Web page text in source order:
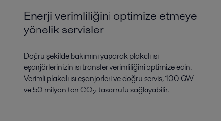
Enerji verimliliğini optimize etmeye
yönelik servisler
Doğru şekilde bakımını yaparak plakalı ısı
eşanjörlerinizin ısı transfer verimliliğini optimize edin.
Verimli plakalı ısı eşanjörleri ve doğru servis, 100 GW
ve 50 milyon ton CO2tasarrufu sağlayabilir.